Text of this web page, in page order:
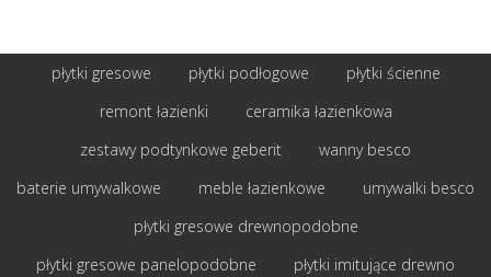
płytki gresowe płytki podłogowe
płytki ścienne
remont łazienki
ceramika łazienkowa
zestawy podtynkowe geberit
wanny besco
baterie umywalkowe
meble łazienkowe
umywalki besco
płytki gresowe drewnopodobne
płytki gresowe panelopodobne
płytki imitujące drewno